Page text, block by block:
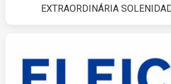
EXTRAORDINÁRIA